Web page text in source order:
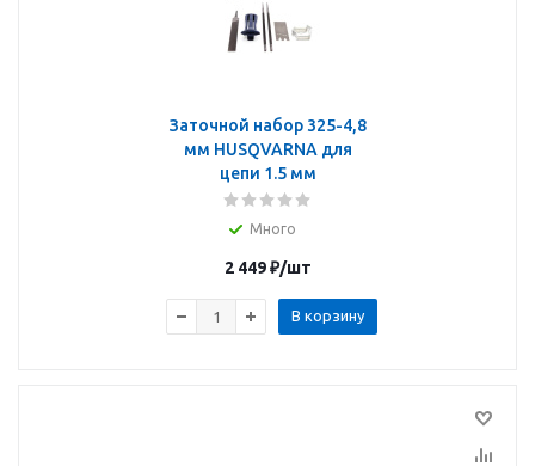
Заточной набор 325-4,8
мм HUSQVARNA для
цепи 1.5 мм
Много
2 449₽/шт
В корзину